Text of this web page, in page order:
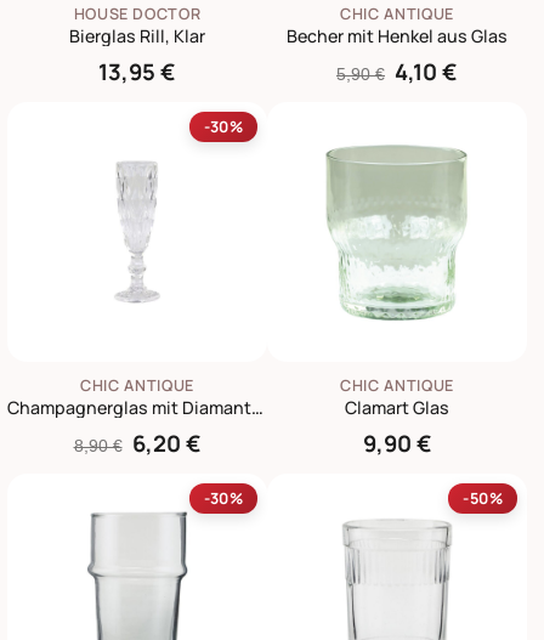
HOUSE DOCTOR
Bierglas Rill, Klar
13,95 €
CHIC ANTIQUE
Becher mit Henkel aus Glas
5,90 € 4,10 €
-30%
CHIC ANTIQUE
Champagnerglas mit Diamantenmuster
8,90 € 6,20 €
CHIC ANTIQUE
Clamart Glas
9,90 €
-30% -50%